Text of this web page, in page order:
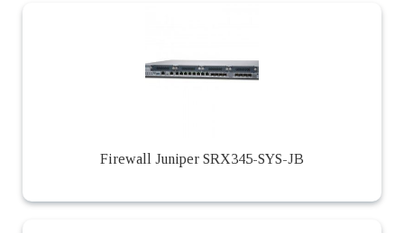
Firewall Juniper SRX345-SYS-JB